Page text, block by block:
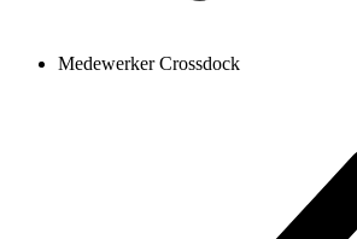
Medewerker Crossdock